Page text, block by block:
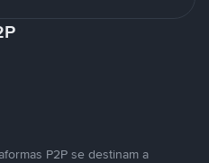
P2P se destinam a